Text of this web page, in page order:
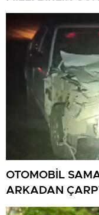
OTOMOBİL
ARKADAN